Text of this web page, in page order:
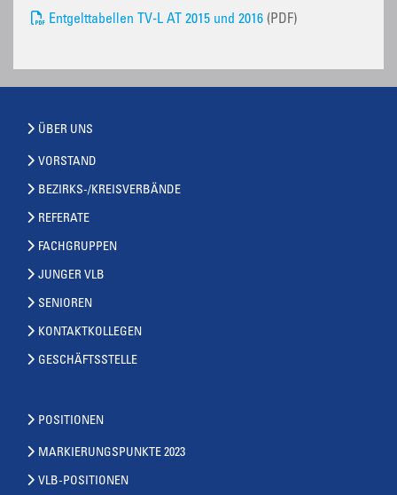
Entgelttabellen TV-L AT 2015 und 2016 (PDF)
ÜBER UNS
VORSTAND
BEZIRKS-/KREISVERBÄNDE
REFERATE
FACHGRUPPEN
JUNGER VLB
SENIOREN
KONTAKTKOLLEGEN
GESCHÄFTSSTELLE
POSITIONEN
MARKIERUNGSPUNKTE 2023
VLB-POSITIONEN